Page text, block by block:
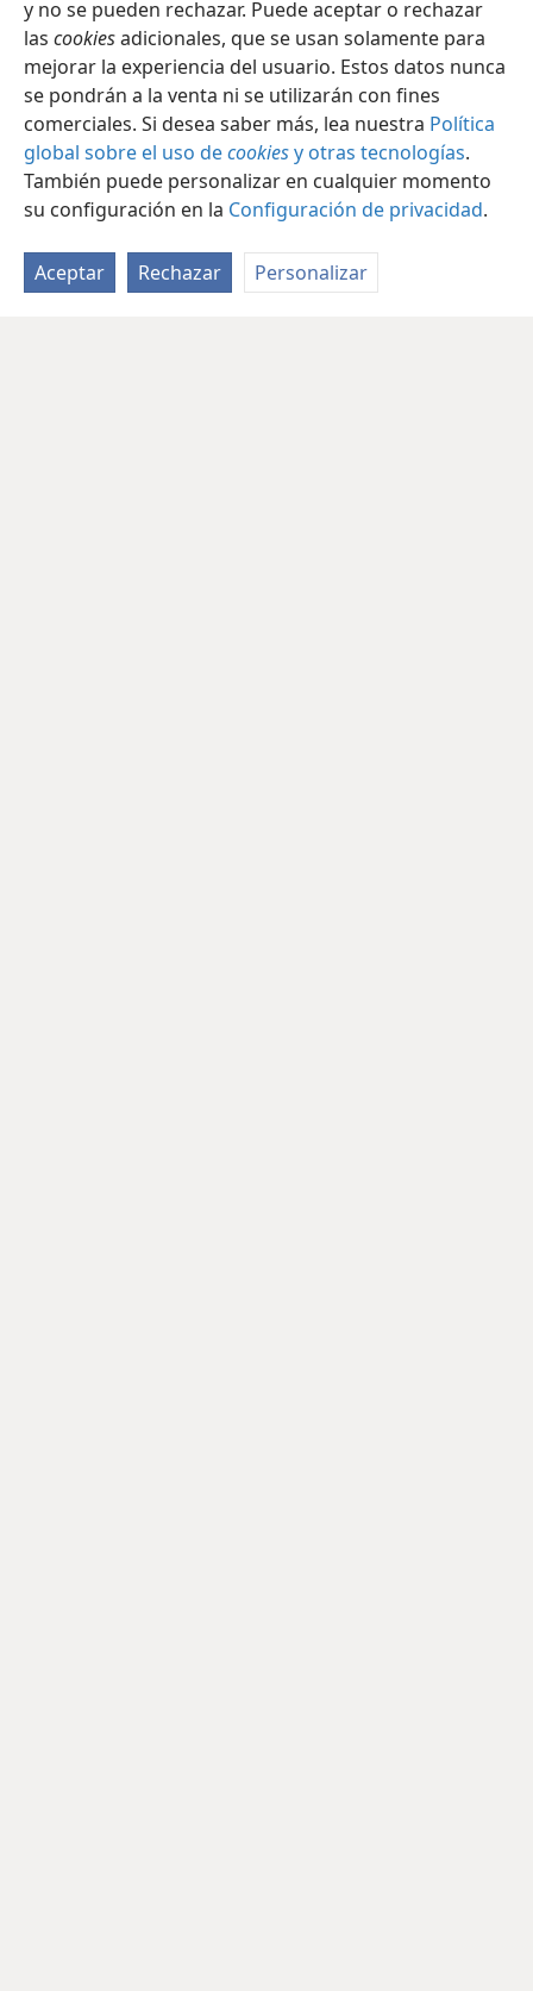
y no se pueden rechazar. Puede aceptar o rechazar
las cookiesadicionales, que se usan solamente para
mejorar la experiencia del usuario. Estos datos nunca
se pondrán a la venta ni se utilizarán con fines
comerciales. Si desea saber más, lea nuestra Política
global sobre el uso decookiesy otras tecnologías.
También puede personalizar en cualquier momento
su configuración en la Configuración de privacidad.
Aceptar Rechazar Personalizar